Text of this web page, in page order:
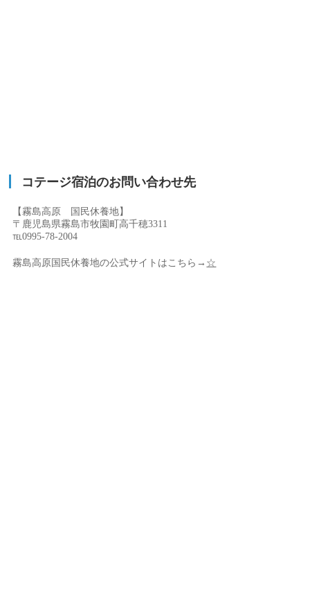
コテージ宿泊のお問い合わせ先
【霧島高原 国民休養地】
〒鹿児島県霧島市牧園町高千穂3311
℡0995-78-2004
霧島高原国民休養地の公式サイトはこちら→ ☆